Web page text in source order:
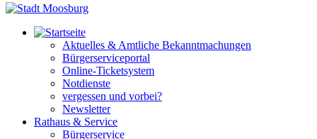
Aktuelles & Amtliche Bekanntmachungen
Bürgerserviceportal
Online-Ticketsystem
Notdienste
vergessen und vorbei?
Newsletter
Rathaus & Service
Bürgerservice